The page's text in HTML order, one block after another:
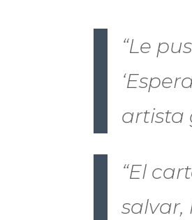
“Le
artista
“El
salvar,